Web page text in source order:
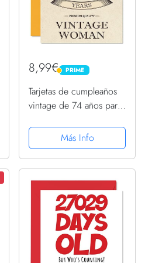
8,99€ PRIME
PRIME
Tarjetas de cumpleaños
vintage de 74 años para
divertida tarjeta de
cumpleaños para mamá,
hermana, esposa,
mmx145...
Más Info